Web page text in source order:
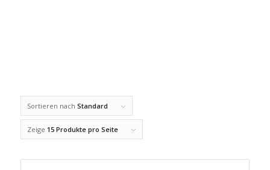
Sortieren nach Standard
Zeige 15 Produkte pro Seite